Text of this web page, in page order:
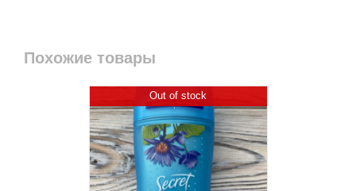
Похожие товары
Out of stock